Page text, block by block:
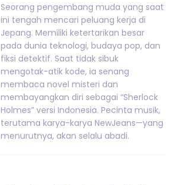
Seorang pengembang muda yang saat
ini tengah mencari peluang kerja di
Jepang. Memiliki ketertarikan besar
pada dunia teknologi, budaya pop, dan
fiksi detektif. Saat tidak sibuk
mengotak-atik kode, ia senang
membaca novel misteri dan
membayangkan diri sebagai “Sherlock
Holmes” versi Indonesia. Pecinta musik,
terutama karya-karya NewJeans—yang
menurutnya, akan selalu abadi.